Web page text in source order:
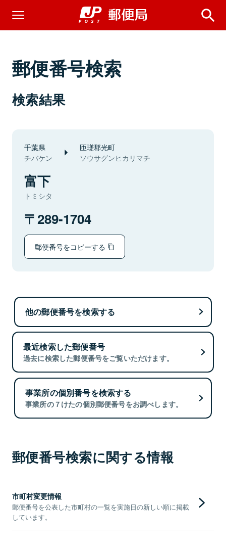
郵便番号検索
検索結果
千葉県
チバケン
匝瑳郡光町
ソウサグンヒカリマチ
富下
トミシタ
289-1704
郵便番号をコピーする
他の郵便番号を検索する
最近検索した郵便番号
過去に検索した郵便番号をご覧いただけます。
事業所の個別番号を検索する
事業所の７けたの個別郵便番号をお調べします。
郵便番号検索に関する情報
市町村変更情報
郵便番号を公表した市町村の一覧を実施日の新しい順に掲載
しています。